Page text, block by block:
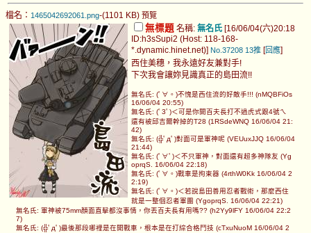
檔名： 1465042692061.png-(1101 KB) 預覽
無標題 名稱: 無名氏 [16/06/04(六)20:18
ID:h3sSupi2 (Host: 118-168-
*.dynamic.hinet.net)] No.37208 13推 [回應]
西住美穗，我永遠好友兼對手!
下次我會讓妳見識真正的島田流!!
無名氏: (ﾟ∀。)不愧是西住流的好敵手!!! (nMQBFiOs
16/06/04 20:55)
無名氏: (ﾟ3ﾟ)＜可是你開百夫長打不過虎式跟4號ㄟ
還有被邱吉爾幹掉的T28 (1RSdeWNQ 16/06/04 21:
42)
無名氏: (╬ﾟдﾟ)對面可是軍神呢 (VEUuxJJQ 16/06/04
21:44)
無名氏: (ﾟ∀ﾟ)＜不只軍神，對面還有超多神隊友 (Yg
oprqS. 16/06/04 22:18)
無名氏: (ﾟ∀。)戰車是拘束器 (4rthW0Kk 16/06/04 2
2:19)
無名氏: (ﾟ∀。)＜若說島田善用忍者戰術，那麼西住
就是一整個忍者軍團 (YgoprqS. 16/06/04 22:21)
無名氏: 軍神被75mm顏面直擊都沒事情，你丟百夫長有用嗎?? (h2Yy9lFY 16/06/04 22:2
7)
無名氏: (╬ﾟдﾟ)最後那段哪裡是在開戰車，根本是在打綜合格鬥技 (cTxuNuoM 16/06/04 2